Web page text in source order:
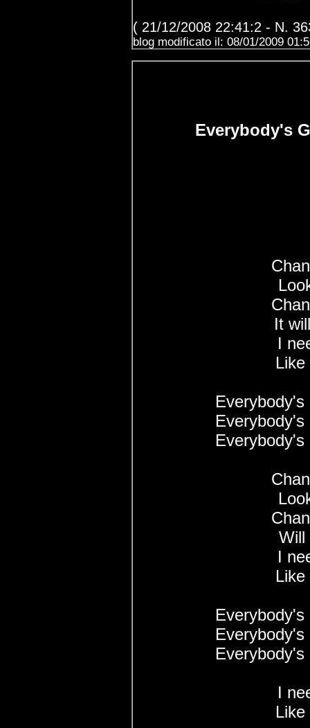
( 21/12/2008 22:41:2 - N.
blog modificato il: 08/01/2009
Everybody's
It
I
Will
I
I